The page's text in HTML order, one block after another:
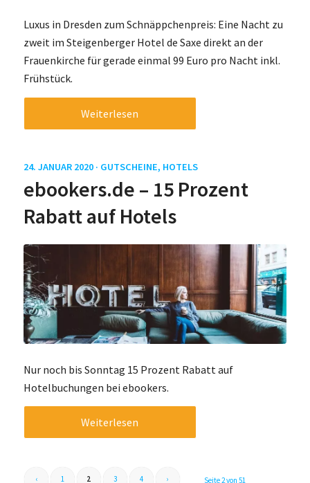
Luxus in Dresden zum Schnäppchenpreis: Eine Nacht zu
zweit im Steigenberger Hotel de Saxe direkt an der
Frauenkirche für gerade einmal 99 Euro pro Nacht inkl.
Frühstück.
Weiterlesen
24. JANUAR 2020 · GUTSCHEINE, HOTELS
ebookers.de – 15 Prozent
Rabatt auf Hotels
Nur noch bis Sonntag 15 Prozent Rabatt auf
Hotelbuchungen bei ebookers.
Weiterlesen
Seite 2 von 51
‹ 1 2 3 4 ›